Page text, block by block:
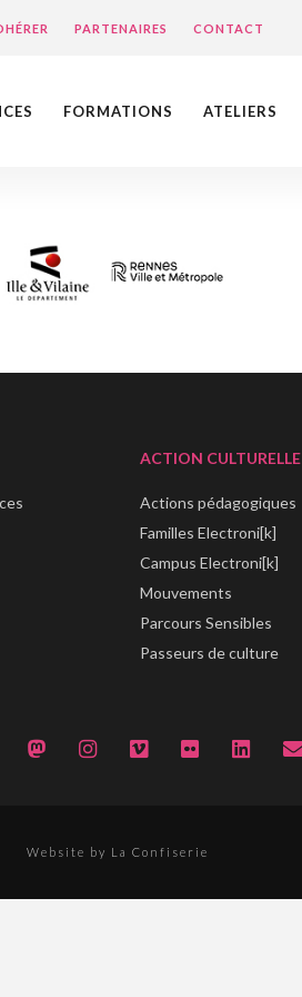
PARTENAIRES CONTACT
FORMATIONS ATELIERS
ACTION CULTURELLE
Actions pédagogiques
Familles Electroni[k]
Campus Electroni[k]
Mouvements
Parcours Sensibles
Passeurs de culture
Website by La Confiserie